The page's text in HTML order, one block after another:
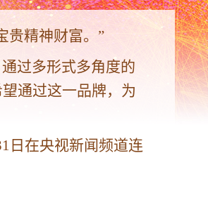
贵精神财富。”
过多形式多角度的
通过这一品牌，为
日在央视新闻频道连